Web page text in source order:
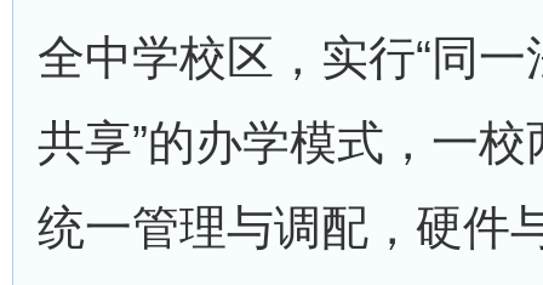
全中学校区，实行“同
共享”的办学模式，一
统一管理与调配，硬件